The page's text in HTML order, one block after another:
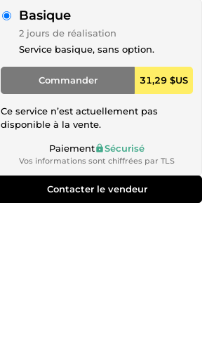
Basique
2 jours de réalisation
Service basique, sans option.
Commander 31,29 $US
Ce service n’est actuellement pas
disponible à la vente.
Paiement Sécurisé
Vos informations sont chiffrées par TLS
Contacter le vendeur